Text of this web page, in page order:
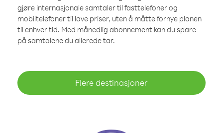
gjøre internasjonale samtaler til fasttelefoner og
mobiltelefoner til lave priser, uten å måtte fornye planen
til enhver tid. Med månedlig abonnement kan du spare
på samtalene du allerede tar.
Flere destinasjoner